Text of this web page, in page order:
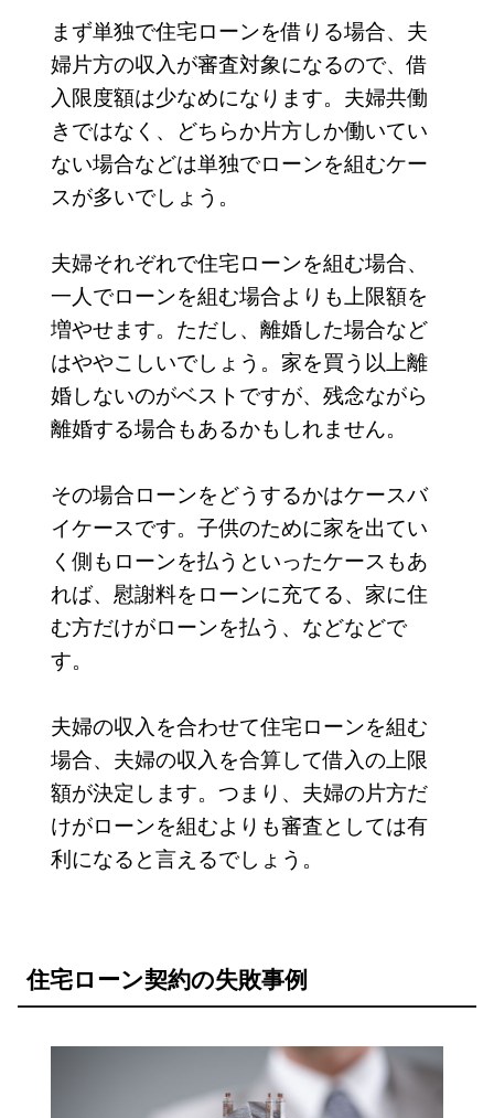
まず単独で住宅ローンを借りる場合、夫
婦片方の収入が審査対象になるので、借
入限度額は少なめになります。夫婦共働
きではなく、どちらか片方しか働いてい
ない場合などは単独でローンを組むケー
スが多いでしょう。
夫婦それぞれで住宅ローンを組む場合、
一人でローンを組む場合よりも上限額を
増やせます。ただし、離婚した場合など
はややこしいでしょう。家を買う以上離
婚しないのがベストですが、残念ながら
離婚する場合もあるかもしれません。
その場合ローンをどうするかはケースバ
イケースです。子供のために家を出てい
く側もローンを払うといったケースもあ
れば、慰謝料をローンに充てる、家に住
む方だけがローンを払う、などなどで
す。
夫婦の収入を合わせて住宅ローンを組む
場合、夫婦の収入を合算して借入の上限
額が決定します。つまり、夫婦の片方だ
けがローンを組むよりも審査としては有
利になると言えるでしょう。
住宅ローン契約の失敗事例